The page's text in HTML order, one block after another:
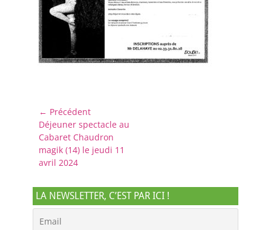
Navigation
de
l’article
← Précédent
Article
précédent :
Déjeuner spectacle au
Cabaret Chaudron
magik (14) le jeudi 11
avril 2024
LA NEWSLETTER, C’EST PAR ICI !